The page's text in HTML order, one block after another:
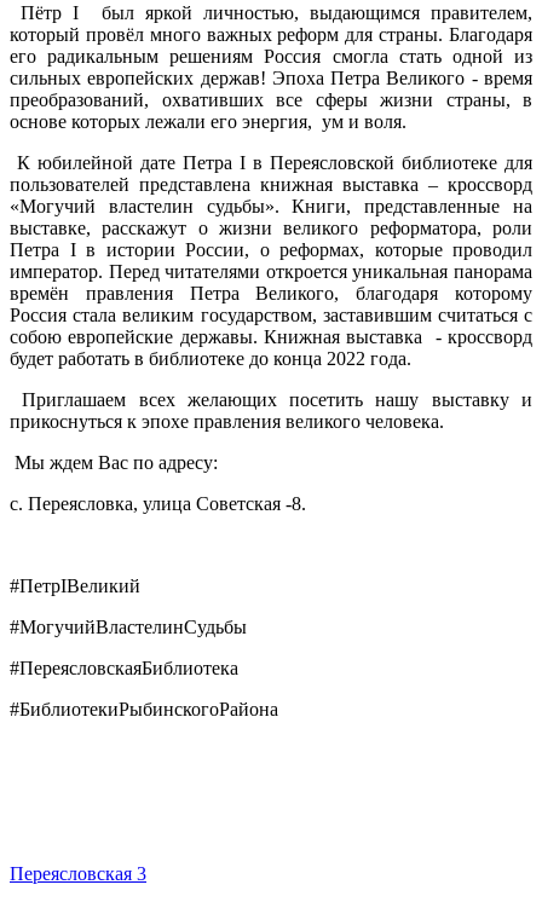
Пётр I был яркой личностью, выдающимся правителем,
который провёл много важных реформ для страны. Благодаря
его радикальным решениям Россия смогла стать одной из
сильных европейских держав! Эпоха Петра Великого - время
преобразований, охвативших все сферы жизни страны, в
основе которых лежали его энергия, ум и воля.
К юбилейной дате Петра I в Переясловской библиотеке для
пользователей представлена книжная выставка – кроссворд
«Могучий властелин судьбы». Книги, представленные на
выставке, расскажут о жизни великого реформатора, роли
Петра I в истории России, о реформах, которые проводил
император. Перед читателями откроется уникальная панорама
времён правления Петра Великого, благодаря которому
Россия стала великим государством, заставившим считаться с
собою европейские державы. Книжная выставка - кроссворд
будет работать в библиотеке до конца 2022 года.
Приглашаем всех желающих посетить нашу выставку и
прикоснуться к эпохе правления великого человека.
Мы ждем Вас по адресу:
с. Переясловка, улица Советская -8.
#ПетрIВеликий
#МогучийВластелинСудьбы
#ПереясловскаяБиблиотека
#БиблиотекиРыбинскогоРайона
Переясловская 3